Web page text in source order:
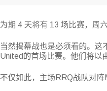
为期 4 天将有 13 场比赛，周
当然揭幕战也是必须看的。这
United的首场比赛。他们将以
不仅如此，主场RRQ战队对阵